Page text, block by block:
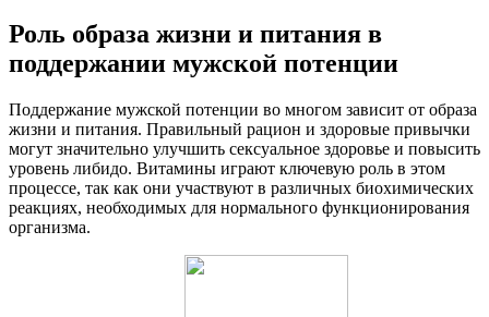
Роль образа жизни и питания в
поддержании мужской потенции
Поддержание мужской потенции во многом зависит от образа
жизни и питания. Правильный рацион и здоровые привычки
могут значительно улучшить сексуальное здоровье и повысить
уровень либидо. Витамины играют ключевую роль в этом
процессе, так как они участвуют в различных биохимических
реакциях, необходимых для нормального функционирования
организма.